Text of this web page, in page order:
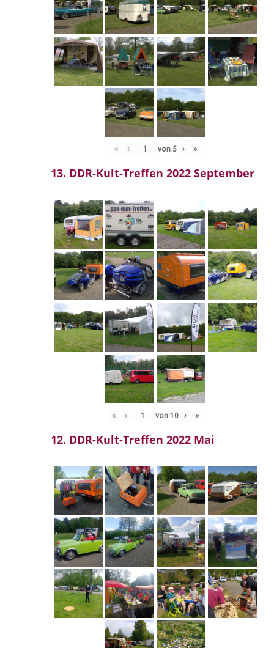
« ‹ von 5 › »
13. DDR-Kult-Treffen 2022 September
« ‹ von 10 › »
12. DDR-Kult-Treffen 2022 Mai